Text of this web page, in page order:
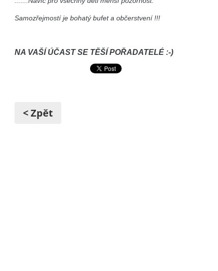
Samozřejmostí je bohatý bufet a občerstvení !!!
NA VAŠÍ ÚČAST SE TĚŠÍ POŘADATELÉ :-)
< Zpět